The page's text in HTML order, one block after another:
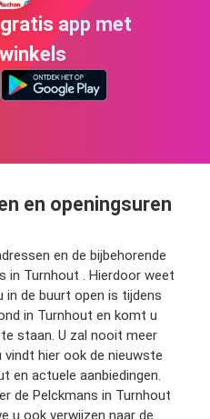
app met
en openingsuren
en de bijbehorende
in Turnhout . Hierdoor weet
in de buurt open is tijdens
in Turnhout en komt u
staan. U zal nooit meer
hier ook de nieuwste
en actuele aanbiedingen.
de Pelckmans in Turnhout
u ook verwijzen naar de